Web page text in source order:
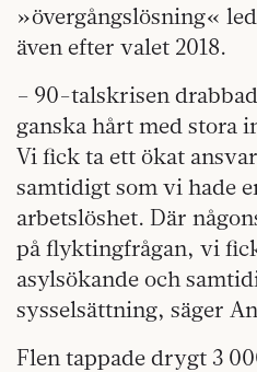
»övergångslösning«
även efter valet 2018.
– 90-talskrisen
ganska hårt med stora
Vi fick ta ett ökat
samtidigt som vi hade
arbetslöshet. Där
på flyktingfrågan, vi
asylsökande och
sysselsättning, säger
Flen tappade drygt 3